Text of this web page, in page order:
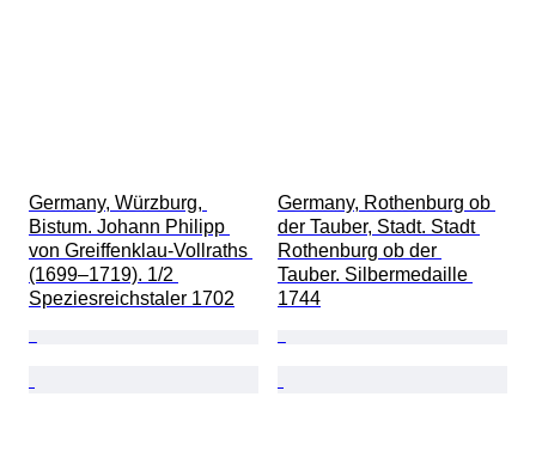
Germany, Würzburg,
Bistum. Johann Philipp
von Greiffenklau-Vollraths
(1699–1719). 1/2
Speziesreichstaler 1702
Germany, Rothenburg ob
der Tauber, Stadt. Stadt
Rothenburg ob der
Tauber. Silbermedaille
1744